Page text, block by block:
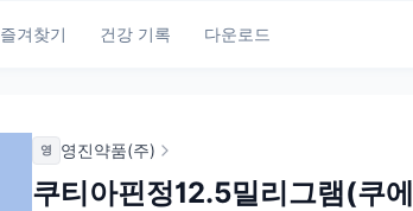
즐겨찾기 건강 기록 다운로드
영 영진약품(주)
쿠티아핀정12.5밀리그램(쿠